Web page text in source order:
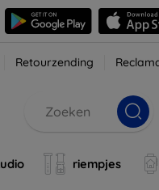
Retourzending
riempjes